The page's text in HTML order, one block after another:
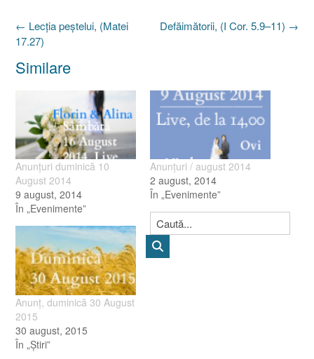
Post
navigation
Defăimătorii, (I Cor. 5.9–11) →
← Lecţia peştelui, (Matei
17.27)
Similare
Anunţuri duminică 10
August 2014
9 august, 2014
În „Evenimente”
Anunţuri / august 2014
2 august, 2014
În „Evenimente”
Anunţ, duminică 30 August
2015
30 august, 2015
În „Ştiri”